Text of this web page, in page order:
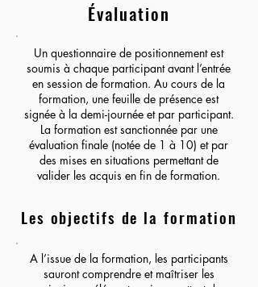
Évaluation
Un questionnaire de positionnement est
soumis à chaque participant avant l’entrée
en session de formation. Au cours de la
formation, une feuille de présence est
signée à la demi-journée et par participant.
La formation est sanctionnée par une
évaluation finale (notée de 1 à 10) et par
des mises en situations permettant de
valider les acquis en fin de formation.
Les objectifs de la formation
A l’issue de la formation, les participants
sauront comprendre et maîtriser les